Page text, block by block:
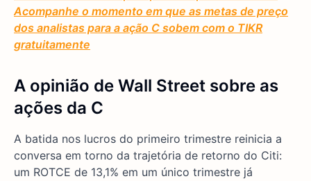
Acompanhe o momento em que as metas de preço
dos analistas para a ação C sobem com o TIKR
gratuitamente
A opinião de Wall Street sobre as
ações da C
A batida nos lucros do primeiro trimestre reinicia a
conversa em torno da trajetória de retorno do Citi:
um ROTCE de 13,1% em um único trimestre já